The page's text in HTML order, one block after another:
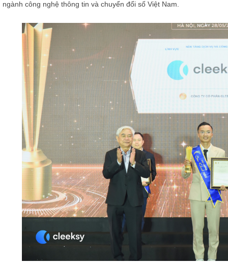
ngành công nghệ thông tin và chuyển đổi số Việt Nam.